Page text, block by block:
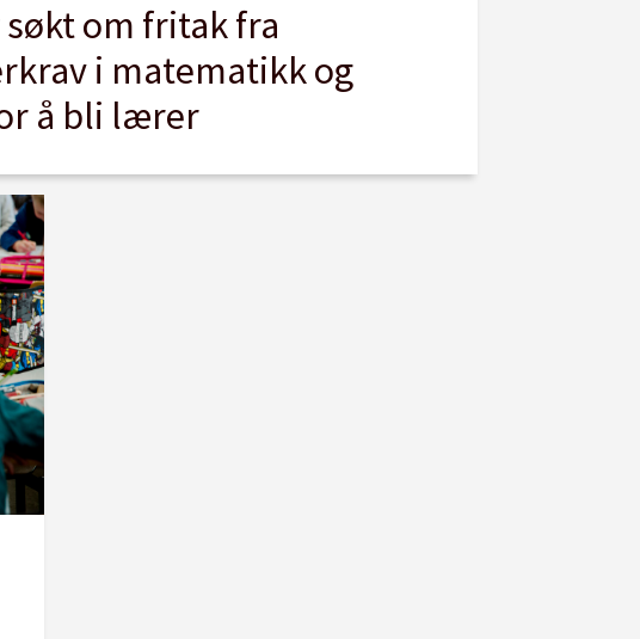
søkt om fritak fra
i matematikk og
å bli lærer